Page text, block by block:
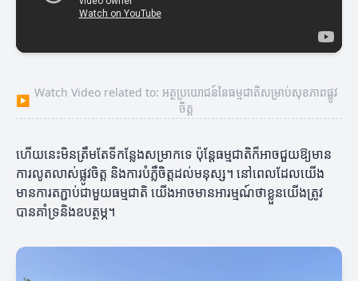
▶
Watch Video related to: អត្ថប្រយោជន៍នៃធម្មជាតិសម្រាប់សុខភាពផ្លូវ
ចិត្ត
ហើយនេះមិនត្រឹមតែទីកន្លែងសម្រាកទេ ប៉ុន្តែធម្មជាតិក៏អាចជួយឱ្យមាន
ការលូតលាស់ផ្លូវចិត្ត និងការបំភ្លឺចិត្តដល់មនុស្ស។ នៅពេលដែលយើង
មានការតភ្ជាប់ជាមួយធម្មជាតិ យើងអាចមានអារម្មណ៍ថាខ្លួនយើងត្រូវ
បានគាំទ្រនិងឧបត្ថម្ភ។